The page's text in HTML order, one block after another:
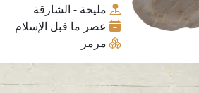
مليحة - الشارقة
عصر ما قبل الإسلام
مرمر